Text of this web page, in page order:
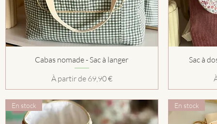
Aperçu rapide
Cabas nomade - Sac à langer
À partir de 69,90 €
Prix promotionnel
Sac à
En stock En stock